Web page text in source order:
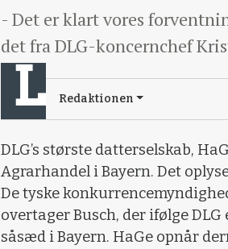
- Det er klart vores
det fra DLG-koncernchef
Redaktionen
DLG’s største datterselskab,
Agrarhandel i Bayern. Det
De tyske
overtager Busch, der ifølge
såsæd i Bayern. HaGe opnår